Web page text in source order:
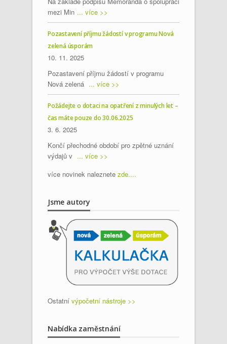
mezi Min ... více >>
Pozastavení příjmu žádostí v programu Nová
zelená úsporám
10. 11. 2025
Pozastavení příjmu žádostí v programu
Nová zelená ... více >>
Požádejte o dotaci na opatření z minulých let –
čas máte pouze do 30.06.2025
3. 6. 2025
Končí přechodné období pro zpětné uznání
výdajů v ... více >>
více novinek naleznete zde....
Jsme autory
Ostatní výpočetní nástroje >>
Nabídka zaměstnání